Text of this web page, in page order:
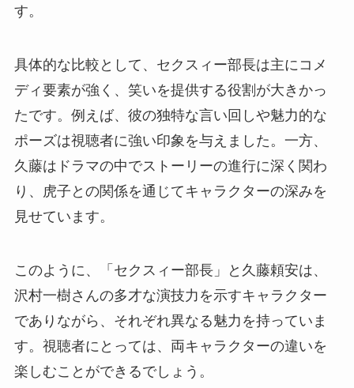
す。
具体的な比較として、セクスィー部長は主にコメ
ディ要素が強く、笑いを提供する役割が大きかっ
たです。例えば、彼の独特な言い回しや魅力的な
ポーズは視聴者に強い印象を与えました。一方、
久藤はドラマの中でストーリーの進行に深く関わ
り、虎子との関係を通じてキャラクターの深みを
見せています。
このように、「セクスィー部長」と久藤頼安は、
沢村一樹さんの多才な演技力を示すキャラクター
でありながら、それぞれ異なる魅力を持っていま
す。視聴者にとっては、両キャラクターの違いを
楽しむことができるでしょう。